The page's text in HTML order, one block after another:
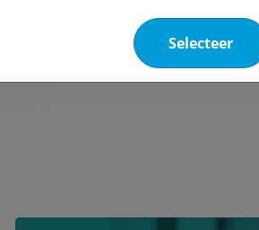
Selecteer